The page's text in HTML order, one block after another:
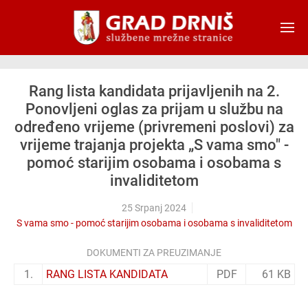
Skip to main content
Rang lista kandidata prijavljenih na 2.
Ponovljeni oglas za prijam u službu na
određeno vrijeme (privremeni poslovi) za
vrijeme trajanja projekta „S vama smo" -
pomoć starijim osobama i osobama s
invaliditetom
25 Srpanj 2024
S vama smo - pomoć starijim osobama i osobama s invaliditetom
DOKUMENTI ZA PREUZIMANJE
1. RANG LISTA KANDIDATA PDF 61 KB